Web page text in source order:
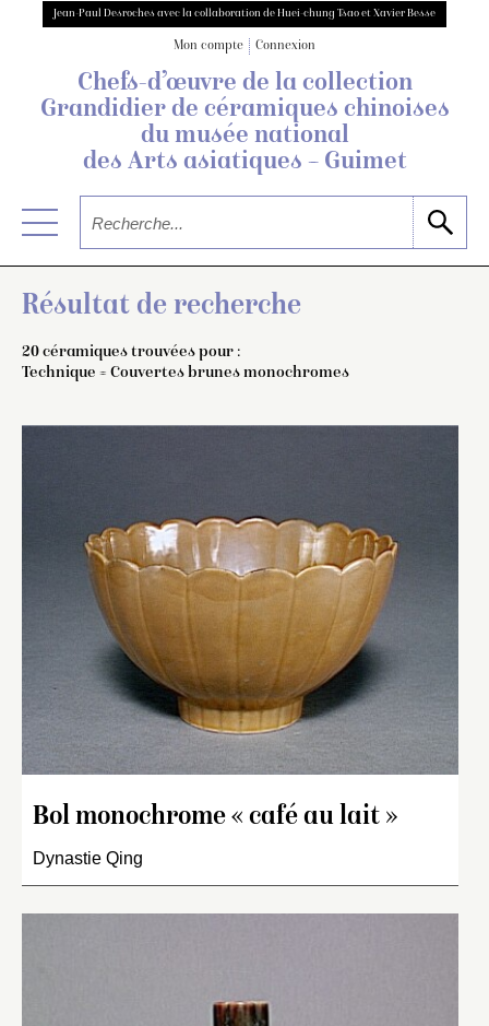
Jean-Paul Desroches avec la collaboration de Huei-chung Tsao et Xavier Besse
Mon compte Connexion
Chefs-d’œuvre de la collection
Grandidierde céramiques chinoises
du musée national
des Arts asiatiques – Guimet
Résultat de recherche
20 céramiques trouvées pour :
Technique = Couvertes brunes monochromes
Bol monochrome « café au lait »
Dynastie Qing